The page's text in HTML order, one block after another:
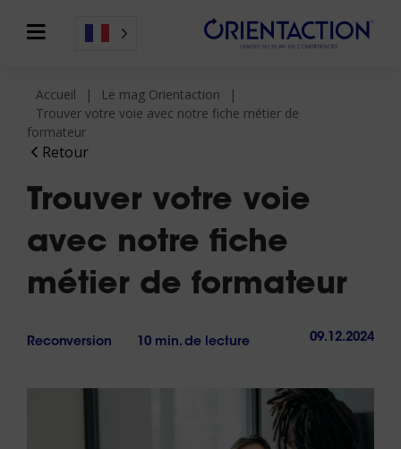
Retour
Accueil
Le mag Orientaction
Trouver votre voie avec notre fiche métier de
formateur
Trouver votre voie
avec notre fiche
métier de formateur
Reconversion 10 min. de lecture 09.12.2024